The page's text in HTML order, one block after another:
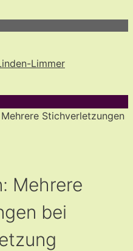
Stichverletzungen
Mehrere
bei